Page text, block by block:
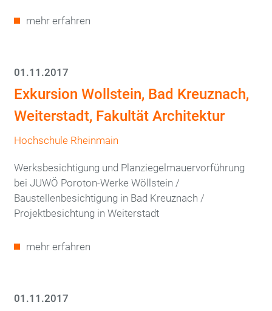
mehr erfahren
01.11.2017
Exkursion Wollstein, Bad Kreuznach,
Weiterstadt, Fakultät Architektur
Hochschule Rheinmain
Werksbesichtigung und Planziegelmauervorführung
bei JUWÖ Poroton-Werke Wöllstein /
Baustellenbesichtigung in Bad Kreuznach /
Projektbesichtung in Weiterstadt
mehr erfahren
01.11.2017